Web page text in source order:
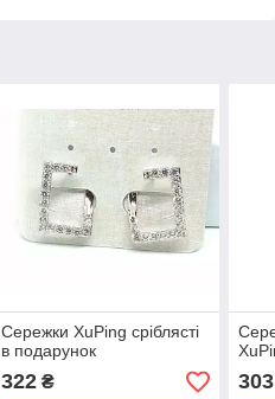
Сережки XuPing сріблясті
в подарунок
322₴ 303